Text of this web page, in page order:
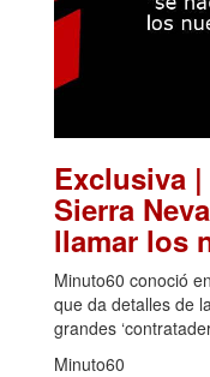
Exclusiva
Sierra
llamar los
Minuto60 conoció
que da detalles de
grandes
Minuto60